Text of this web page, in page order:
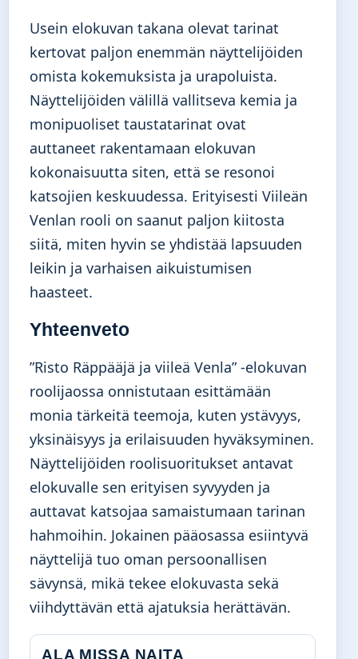
Usein elokuvan takana olevat tarinat
kertovat paljon enemmän näyttelijöiden
omista kokemuksista ja urapoluista.
Näyttelijöiden välillä vallitseva kemia ja
monipuoliset taustatarinat ovat
auttaneet rakentamaan elokuvan
kokonaisuutta siten, että se resonoi
katsojien keskuudessa. Erityisesti Viileän
Venlan rooli on saanut paljon kiitosta
siitä, miten hyvin se yhdistää lapsuuden
leikin ja varhaisen aikuistumisen
haasteet.
Yhteenveto
”Risto Räppääjä ja viileä Venla” -elokuvan
roolijaossa onnistutaan esittämään
monia tärkeitä teemoja, kuten ystävyys,
yksinäisyys ja erilaisuuden hyväksyminen.
Näyttelijöiden roolisuoritukset antavat
elokuvalle sen erityisen syvyyden ja
auttavat katsojaa samaistumaan tarinan
hahmoihin. Jokainen pääosassa esiintyvä
näyttelijä tuo oman persoonallisen
sävynsä, mikä tekee elokuvasta sekä
viihdyttävän että ajatuksia herättävän.
ALA MISSA NAITA